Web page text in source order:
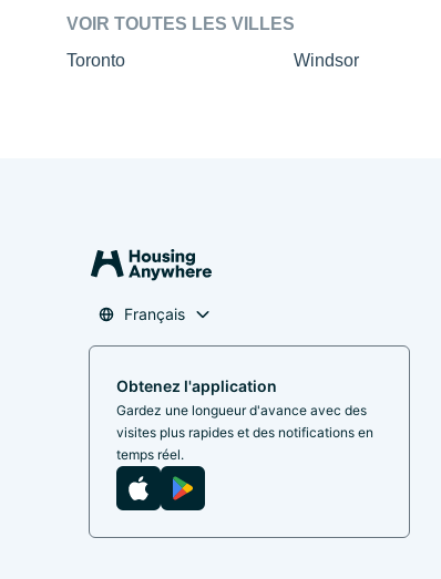
VOIR TOUTES LES VILLES
Toronto
Windsor
Français
Obtenez l'application
Gardez une longueur d'avance avec des
visites plus rapides et des notifications en
temps réel.